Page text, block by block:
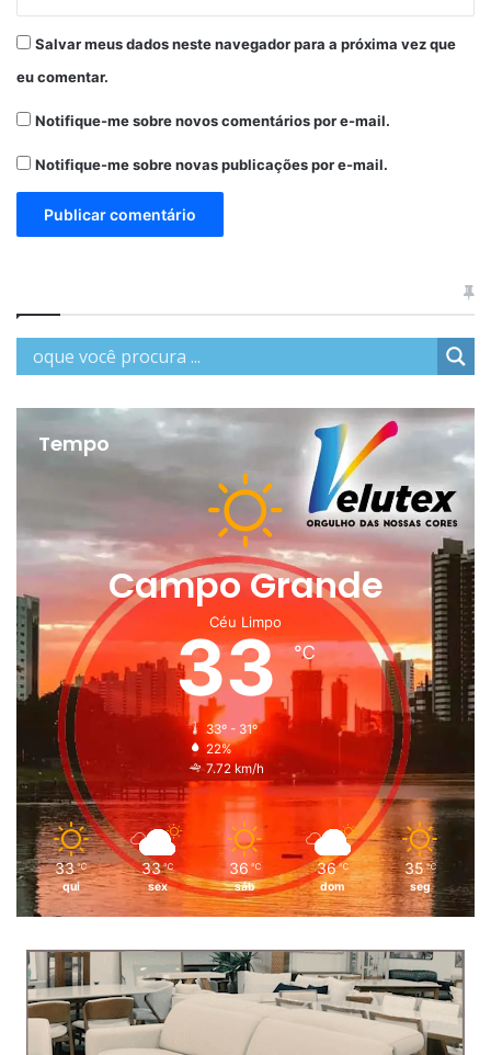
Salvar meus dados neste navegador para a próxima vez que
eu comentar.
Notifique-me sobre novos comentários por e-mail.
Notifique-me sobre novas publicações por e-mail.
Tempo
Campo Grande
Céu Limpo
33℃
33º - 31º
22%
7.72 km/h
33 ℃
qui
33 ℃
sex
36 ℃
sáb
36 ℃
dom
35 ℃
seg